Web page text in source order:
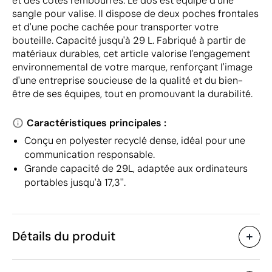
sangle pour valise. Il dispose de deux poches frontales
et d'une poche cachée pour transporter votre
bouteille. Capacité jusqu'à 29 L. Fabriqué à partir de
matériaux durables, cet article valorise l'engagement
environnemental de votre marque, renforçant l'image
d'une entreprise soucieuse de la qualité et du bien-
être de ses équipes, tout en promouvant la durabilité.
Caractéristiques principales :
Conçu en polyester recyclé dense, idéal pour une
communication responsable.
Grande capacité de 29L, adaptée aux ordinateurs
portables jusqu'à 17,3''.
Détails du produit
Caractéristiques